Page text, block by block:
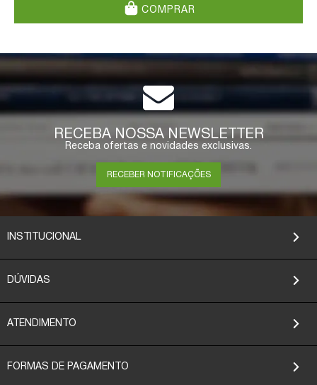
COMPRAR
RECEBA NOSSA NEWSLETTER
Receba ofertas e novidades exclusivas.
RECEBER NOTIFICAÇÕES
INSTITUCIONAL
DÚVIDAS
ATENDIMENTO
FORMAS DE PAGAMENTO